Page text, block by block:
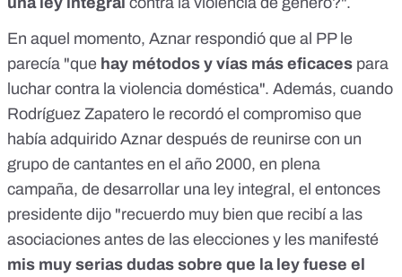
En aquel momento, Aznar respondió que al PP le
parecía "que hay métodos y vías más eficaces para
luchar contra la violencia doméstica". Además, cuando
Rodríguez Zapatero le recordó el compromiso que
había adquirido Aznar después de reunirse con un
grupo de cantantes en el año 2000, en plena
campaña, de desarrollar una ley integral, el entonces
presidente dijo "recuerdo muy bien que recibí a las
asociaciones antes de las elecciones y les manifesté
mis muy serias dudas sobre que la ley fuese el